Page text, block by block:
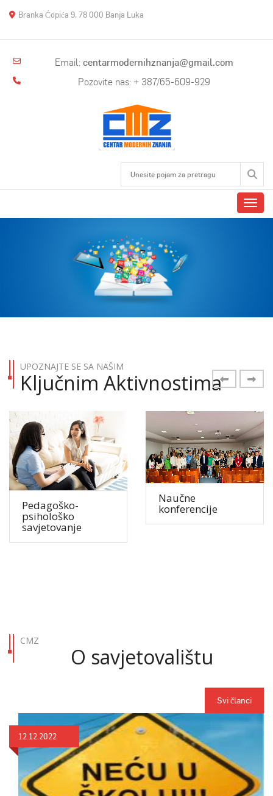
Branka Ćopića 9, 78 000 Banja Luka
Email: centarmodernihznanja@gmail.com
Pozovite nas: + 387/65-609-929
CENTAR
MODERNIH
ZNANJA
UPOZNAJTE SE SA NAŠIM
Ključnim Aktivnostima
Pedagoško-
psihološko
savjetovanje
Naučne
konferencije
CMZ
O savjetovalištu
Svi članci
12.12.2022